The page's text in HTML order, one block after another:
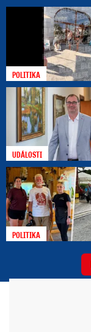
POLITIKA
UDÁLOSTI
POLITIKA